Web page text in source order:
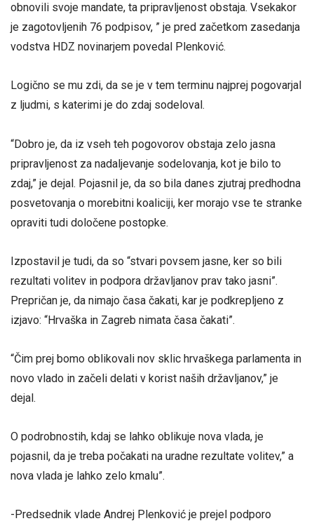
obnovili svoje mandate, ta pripravljenost obstaja. Vsekakor
je zagotovljenih 76 podpisov, ” je pred začetkom zasedanja
vodstva HDZ novinarjem povedal Plenković.
Logično se mu zdi, da se je v tem terminu najprej pogovarjal
z ljudmi, s katerimi je do zdaj sodeloval.
“Dobro je, da iz vseh teh pogovorov obstaja zelo jasna
pripravljenost za nadaljevanje sodelovanja, kot je bilo to
zdaj,” je dejal. Pojasnil je, da so bila danes zjutraj predhodna
posvetovanja o morebitni koaliciji, ker morajo vse te stranke
opraviti tudi določene postopke.
Izpostavil je tudi, da so “stvari povsem jasne, ker so bili
rezultati volitev in podpora državljanov prav tako jasni”.
Prepričan je, da nimajo časa čakati, kar je podkrepljeno z
izjavo: “Hrvaška in Zagreb nimata časa čakati”.
“Čim prej bomo oblikovali nov sklic hrvaškega parlamenta in
novo vlado in začeli delati v korist naših državljanov,” je
dejal.
O podrobnostih, kdaj se lahko oblikuje nova vlada, je
pojasnil, da je treba počakati na uradne rezultate volitev,” a
nova vlada je lahko zelo kmalu”.
-Predsednik vlade Andrej Plenković je prejel podporo